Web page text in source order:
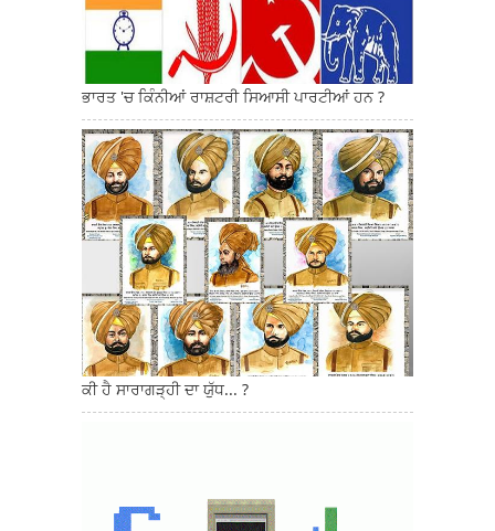
ਭਾਰਤ 'ਚ ਕਿੰਨੀਆਂ ਰਾਸ਼ਟਰੀ ਸਿਆਸੀ ਪਾਰਟੀਆਂ ਹਨ ?
ਕੀ ਹੈ ਸਾਰਾਗੜ੍ਹੀ ਦਾ ਯੁੱਧ... ?